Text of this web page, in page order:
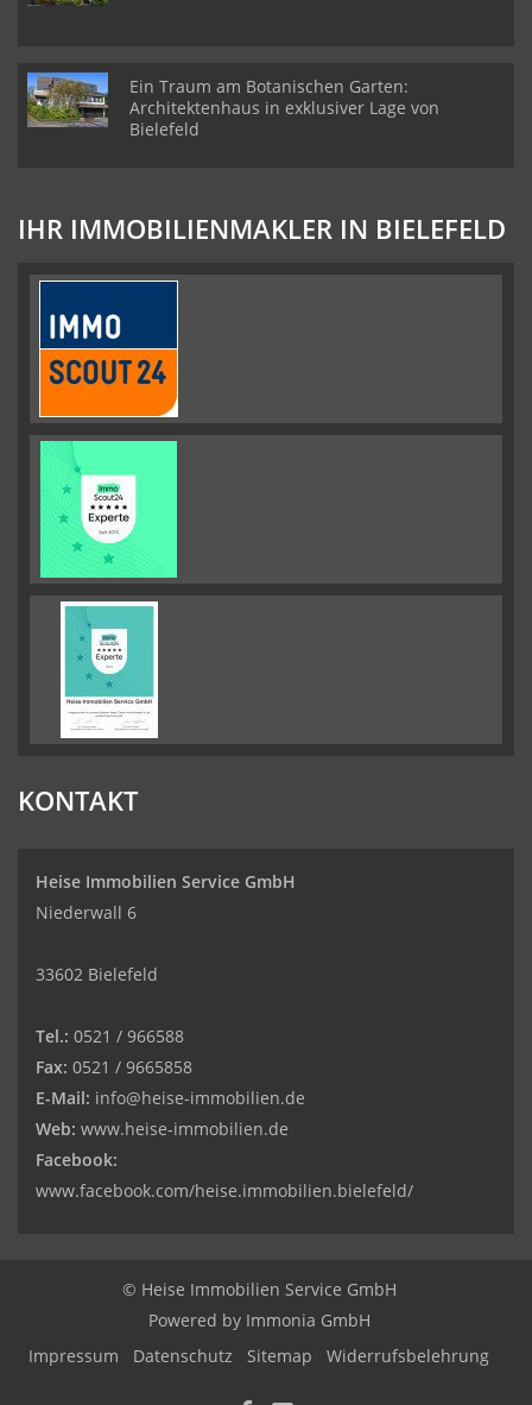
Ein Traum am Botanischen Garten:
Architektenhaus in exklusiver Lage von
Bielefeld
IHR IMMOBILIENMAKLER IN BIELEFELD
KONTAKT
Heise Immobilien Service GmbH
Niederwall 6
33602 Bielefeld
Tel.: 0521 / 966588
Fax: 0521 / 9665858
E-Mail: info@heise-immobilien.de
Web: www.heise-immobilien.de
Facebook:
www.facebook.com/heise.immobilien.bielefeld/
© Heise Immobilien Service GmbH
Powered by Immonia GmbH
Impressum
Datenschutz Sitemap Widerrufsbelehrung